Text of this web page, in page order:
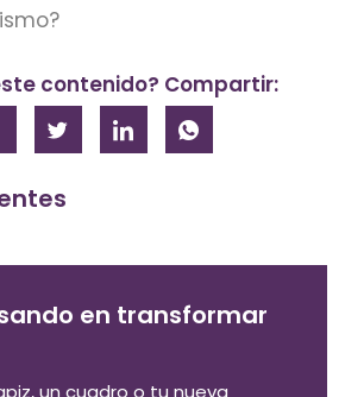
contenido? Compartir:
en transformar
un cuadro o tu nueva